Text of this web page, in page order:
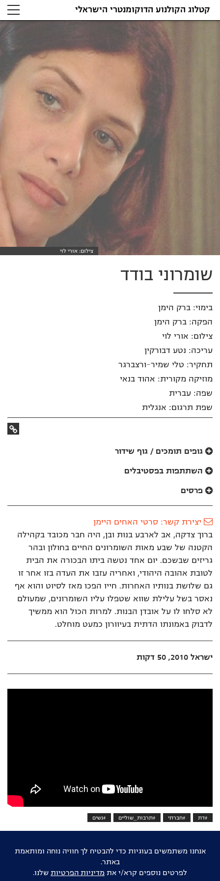
קטלוג הקולנוע הדוקומנטרי הישראלי
צילום: אורי לוי
שומרוני בודד
בימוי: ברק הימן
הפקה: ברק הימן
צילום: אורי לוי
עריכה: נטע דבורקין
תחקיר: טלי שמיר-ורצברגר
מוזיקה מקורית: אהוד בנאי
שפה: עברית
שפת תרגום: אנגלית
קישור
גופים תומכים / גוף שידור
השתתפות בפסטיבלים
פרסים
יצירת קשר: סרטי האחים היימן
ברוך צדקה, אב לארבע בנות ובן, היה חבר מכובד בקהילה
הקטנה של שבע מאות השומרונים החיים בחולון ובהר
גריזים שבשכם. יום אחד נטשה ביתו הבכורה את הבית
לטובת אהובה היהודי, ואחריה עזבו את העדה בזו אחר זו
גם שלושת בנותיו האחרות. חייו הפכו מאז לסיוט והוא אף
נאסר בשל עלילת שווא שטפלו עליו השומרונים, שמעולם
לא סלחו לו על אובדן הבנות. למרות הכול הוא ממשיך
לדבוק באמונתו הדתית בעיוורון כמעט מוחלט.
ישראל 2010, 50 דקות
#דת #חברתי #תרבות_שוליים #נשים
אוהבים דוקו ישראלי?
הישארו מעודכנים